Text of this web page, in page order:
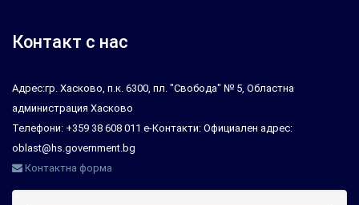
Контакт с нас
Адрес:гр. Хасково, п.к. 6300, пл. "Свобода" № 5, Областна
администрация Хасково
Телефони: +359 38 608 011 е-Контакти: Официален адрес:
oblast@hs.government.bg
Контактна форма